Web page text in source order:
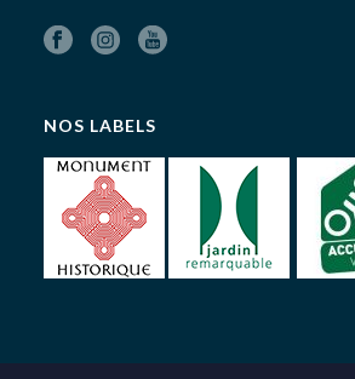
NOS LABELS